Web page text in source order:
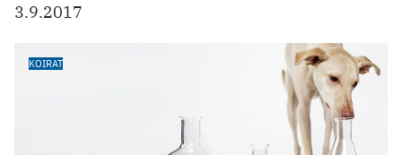
3.9.2017
KOIRAT